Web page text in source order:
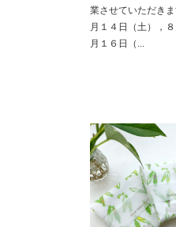
業させていただき
月１４日（土），
月１６日（...